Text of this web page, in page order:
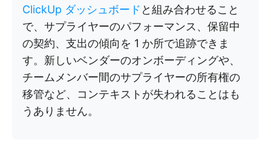
ClickUp ダッシュボード と組み合わせること
で、サプライヤーのパフォーマンス、保留中
の契約、支出の傾向を 1 か所で追跡できま
す。新しいベンダーのオンボーディングや、
チームメンバー間のサプライヤーの所有権の
移管など、コンテキストが失われることはも
うありません。